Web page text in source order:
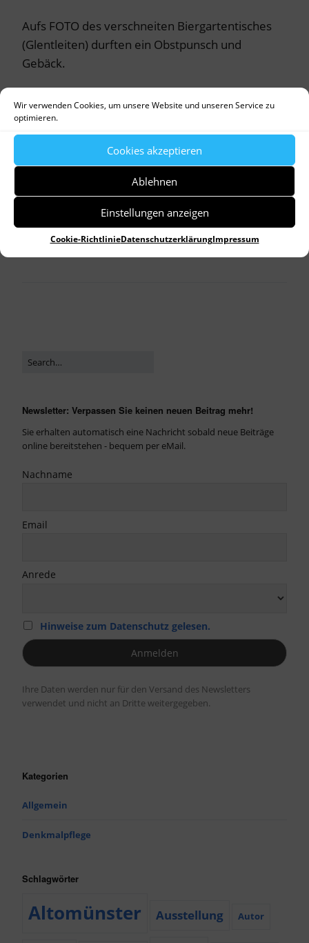
Wir verwenden Cookies, um unsere Website und unseren Service zu
optimieren.
Cookies akzeptieren
Ablehnen
Einstellungen anzeigen
Cookie-RichtlinieDatenschutzerklärungImpressum
Aufs FOTO des verschneiten Biergartentisches
(Glentleiten) durften ein Obstpunsch und
Gebäck.
byDr. Birgitta Unger-Richter
Allgemein
Denkmalpflege
Fastfood
Freilichtmuseum
Handwerk Heimat
Kapelle
Krippenfigur
Kunsthandwerk Stall
Tannenbaum
Newsletter: Verpassen Sie keinen neuen Beitrag mehr!
Sie erhalten automatisch eine Nachricht sobald neue Beiträge
online bereitstehen - bequem per eMail.
Nachname
Email
Anrede
Hinweise zum Datenschutz gelesen.
Ihre Daten werden nur für den Versand des Newsletters
verwendet und nicht an Dritte weitergegeben.
Kategorien
Allgemein
Denkmalpflege
Schlagwörter
Altomünster Ausstellung Autor